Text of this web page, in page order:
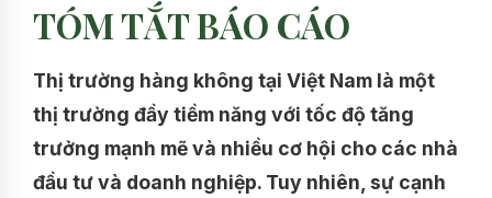
TÓM TẮT BÁO CÁO
Thị trường hàng không tại Việt Nam là một
thị trường đầy tiềm năng với tốc độ tăng
trưởng mạnh mẽ và nhiều cơ hội cho các nhà
đầu tư và doanh nghiệp. Tuy nhiên, sự cạnh